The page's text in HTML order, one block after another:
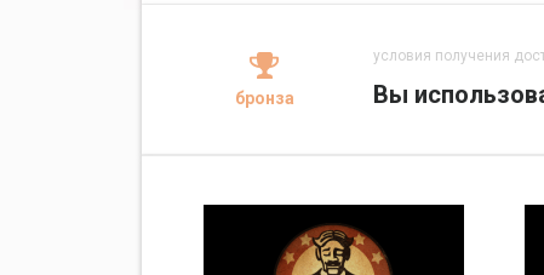
бронза
условия получения
Вы